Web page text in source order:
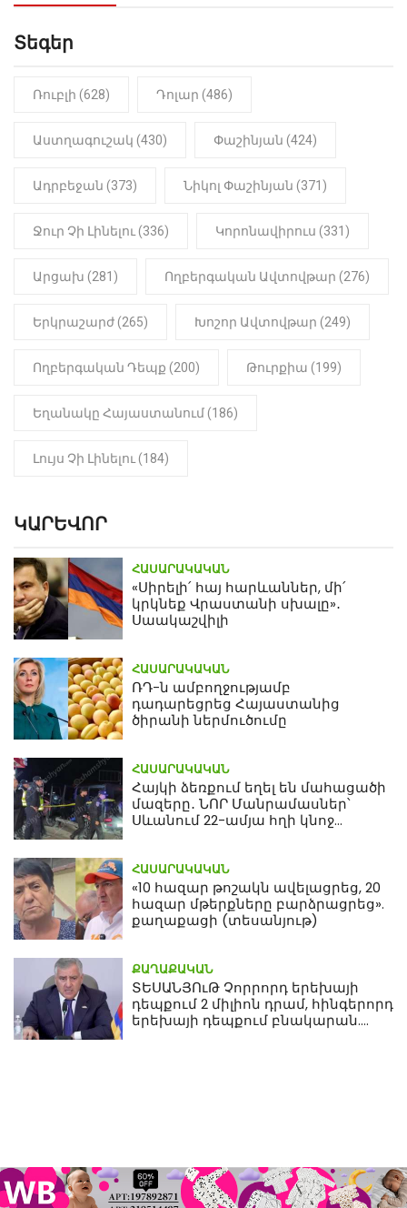
Նիկոլ Փաշինյան
ԻՐԱԴԱՐՁԱՅԻՆ 22:01
մանկապղծության համար
մարմինը
Տեգեր
Ռուբլի (628) Դոլար (486)
Աստղագուշակ (430) Փաշինյան (424)
Ադրբեջան (373) Նիկոլ Փաշինյան (371)
Ջուր Չի Լինելու (336) Կորոնավիրուս (331)
Արցախ (281) Ողբերգական Ավտովթար (276)
Երկրաշարժ (265) Խոշոր Ավտովթար (249)
Ողբերգական Դեպք (200) Թուրքիա (199)
Եղանակը Հայաստանում (186)
Լույս Չի Լինելու (184)
ԿԱՐԵՎՈՐ
ՀԱՍԱՐԱԿԱԿԱՆ
«Սիրելի՛ հայ հարևաններ, մի՛
կրկնեք Վրաստանի սխալը»․
Սաակաշվիլի
ՀԱՍԱՐԱԿԱԿԱՆ
ՌԴ-ն ամբողջությամբ
դադարեցրեց Հայաստանից
ծիրանի ներմուծումը
ՀԱՍԱՐԱԿԱԿԱՆ
Հայկի ձեռքում եղել են մահացածի
մազերը․ ՆՈՐ Մանրամասներ՝
Սևանում 22-ամյա հղի կնոջ
ՀԱՍԱՐԱԿԱԿԱՆ
«10 հազար թոշակն ավելացրեց, 20
հազար մթերքները բարձրացրեց».
քաղաքացի (տեսանյութ)
ՔԱՂԱՔԱԿԱՆ
ՏԵՍԱՆՅՈւԹ Չորրորդ երեխայի
դեպքում 2 միլիոն դրամ, հինգերորդ
երեխայի դեպքում բնակարան.